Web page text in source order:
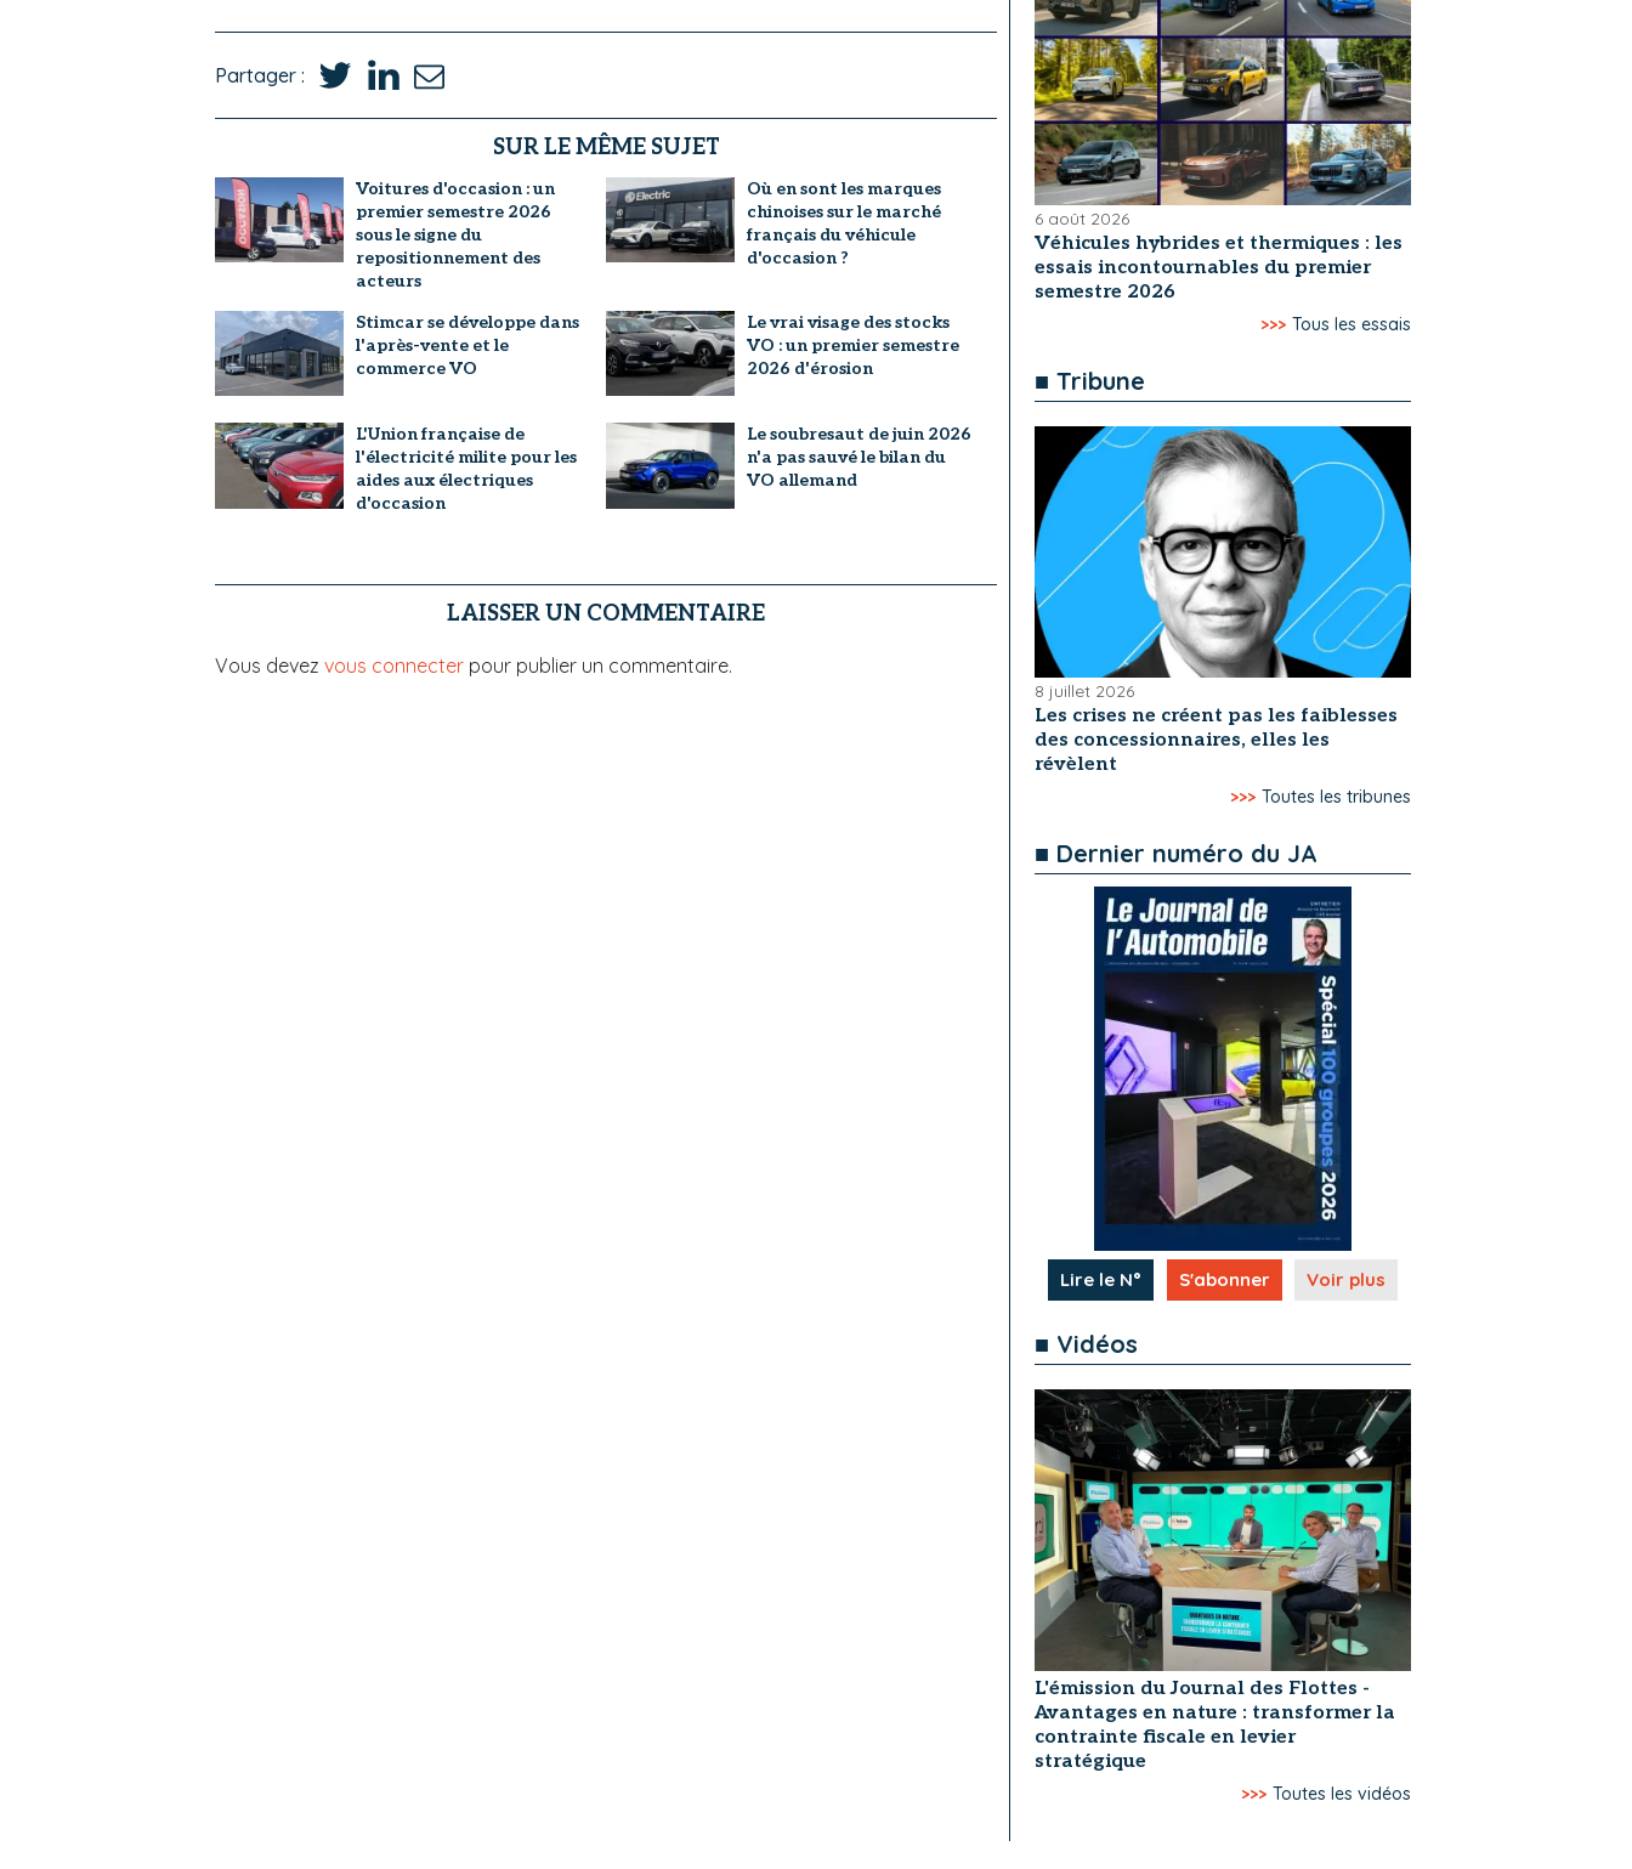
Partager :
SUR LE MÊME SUJET
Voitures d'occasion : un
premier semestre 2026
sous le signe du
repositionnement des
acteurs
Où en sont les marques
chinoises sur le marché
français du véhicule
d'occasion ?
Stimcar se développe dans
l'après-vente et le
commerce VO
Le vrai visage des stocks
VO : un premier semestre
2026 d'érosion
L'Union française de
l'électricité milite pour les
aides aux électriques
d'occasion
Le soubresaut de juin 2026
n'a pas sauvé le bilan du
VO allemand
LAISSER UN COMMENTAIRE
Vous devez vous connecter pour publier un commentaire.
6 août 2026
Véhicules hybrides et thermiques : les
essais incontournables du premier
semestre 2026
>>> Tous les essais
■ Tribune
8 juillet 2026
Les crises ne créent pas les faiblesses
des concessionnaires, elles les
révèlent
>>> Toutes les tribunes
■ Dernier numéro du JA
Lire le N° S'abonner Voir plus
■ Vidéos
L'émission du Journal des Flottes -
Avantages en nature : transformer la
contrainte fiscale en levier
stratégique
>>> Toutes les vidéos